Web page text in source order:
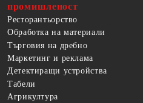
промишленост
Ресторантьорство
Обработка на материали
Търговия на дребно
Маркетинг и реклама
Детектиращи устройства
Табели
Агрикултура